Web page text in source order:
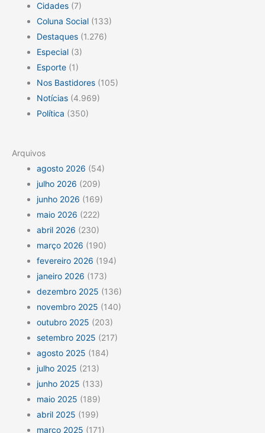
Cidades (7)
Coluna Social (133)
Destaques (1.276)
Especial (3)
Esporte (1)
Nos Bastidores (105)
Notícias (4.969)
Política (350)
Arquivos
agosto 2026 (54)
julho 2026 (209)
junho 2026 (169)
maio 2026 (222)
abril 2026 (230)
março 2026 (190)
fevereiro 2026 (194)
janeiro 2026 (173)
dezembro 2025 (136)
novembro 2025 (140)
outubro 2025 (203)
setembro 2025 (217)
agosto 2025 (184)
julho 2025 (213)
junho 2025 (133)
maio 2025 (189)
abril 2025 (199)
março 2025 (171)